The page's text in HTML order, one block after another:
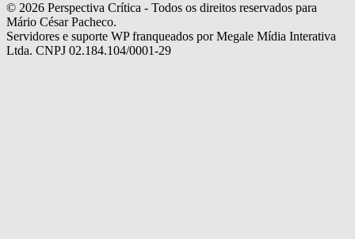
© 2026 Perspectiva Crítica - Todos os direitos reservados para
Mário César Pacheco.
Servidores e suporte WP franqueados por Megale Mídia Interativa
Ltda. CNPJ 02.184.104/0001-29